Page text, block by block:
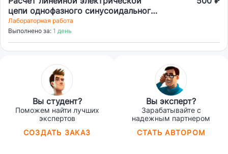
цепи однофазного синусоидального
тока
Лабораторная работа
Выполнено за: 1 день
Вы студент?
Поможем найти лучших
экспертов
СОЗДАТЬ ЗАКАЗ
Вы эксперт?
Зарабатывайте с
надежным партнером
СТАТЬ АВТОРОМ